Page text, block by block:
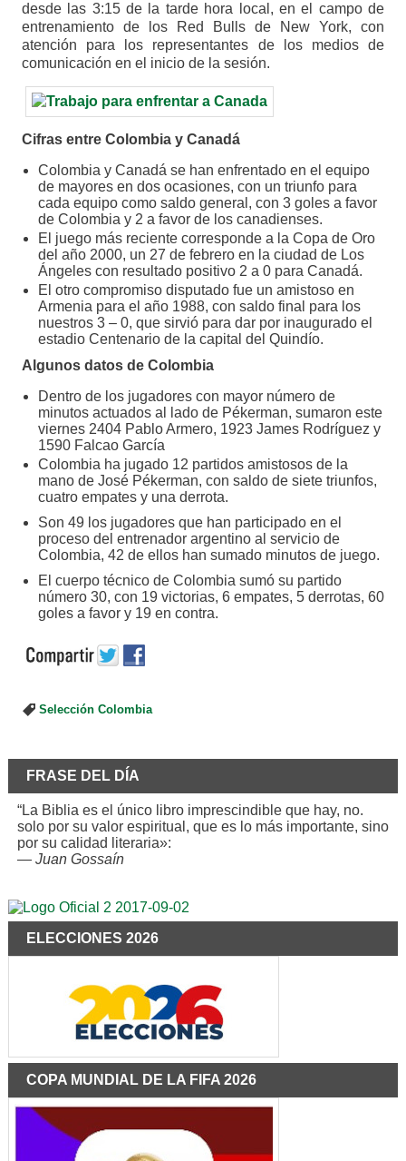
desde las 3:15 de la tarde hora local, en el campo de
entrenamiento de los Red Bulls de New York, con
atención para los representantes de los medios de
comunicación en el inicio de la sesión.
Cifras entre Colombia y Canadá
Colombia y Canadá se han enfrentado en el equipo
de mayores en dos ocasiones, con un triunfo para
cada equipo como saldo general, con 3 goles a favor
de Colombia y 2 a favor de los canadienses.
El juego más reciente corresponde a la Copa de Oro
del año 2000, un 27 de febrero en la ciudad de Los
Ángeles con resultado positivo 2 a 0 para Canadá.
El otro compromiso disputado fue un amistoso en
Armenia para el año 1988, con saldo final para los
nuestros 3 – 0, que sirvió para dar por inaugurado el
estadio Centenario de la capital del Quindío.
Algunos datos de Colombia
Dentro de los jugadores con mayor número de
minutos actuados al lado de Pékerman, sumaron este
viernes 2404 Pablo Armero, 1923 James Rodríguez y
1590 Falcao García
Colombia ha jugado 12 partidos amistosos de la
mano de José Pékerman, con saldo de siete triunfos,
cuatro empates y una derrota.
Son 49 los jugadores que han participado en el
proceso del entrenador argentino al servicio de
Colombia, 42 de ellos han sumado minutos de juego.
El cuerpo técnico de Colombia sumó su partido
número 30, con 19 victorias, 6 empates, 5 derrotas, 60
goles a favor y 19 en contra.
Selección Colombia
FRASE DEL DÍA
“La Biblia es el único libro imprescindible que hay, no.
solo por su valor espiritual, que es lo más importante, sino
por su calidad literaria»:
— Juan Gossaín
ELECCIONES 2026
COPA MUNDIAL DE LA FIFA 2026